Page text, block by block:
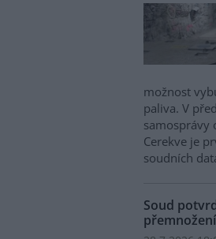
možnost
paliva. V
samosprávy
Cerekve je
soudních
Soud